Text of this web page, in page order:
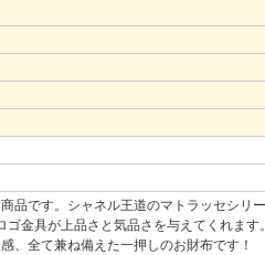
品です。シャネル王道のマトラッセシリ
ゴ金具が上品さと気品さを与えてくれま
、全て兼ね備えた一押しのお財布です！